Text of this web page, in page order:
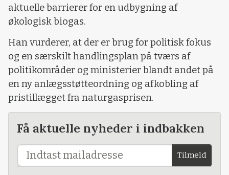
aktuelle barrierer for en udbygning af
økologisk biogas.
Han vurderer, at der er brug for politisk fokus
og en særskilt handlingsplan på tværs af
politikområder og ministerier blandt andet på
en ny anlægsstøtteordning og afkobling af
pristillægget fra naturgasprisen.
Få aktuelle nyheder i indbakken
Tilmeld